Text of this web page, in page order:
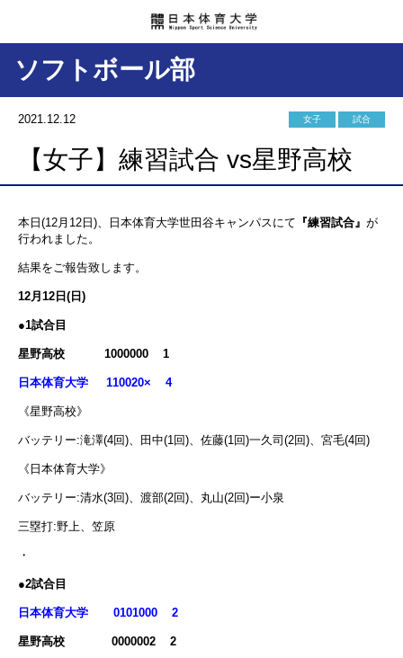
ソフトボール部
2021.12.12 女子 試合
【女子】練習試合 vs星野高校
本日(12月12日)、日本体育大学世田谷キャンパスにて 『練習試合』 が
行われました。
結果をご報告致します。
12月12日(日)
●1試合目
星野高校 1000000 1
日本体育大学 110020× 4
《星野高校》
バッテリー:滝澤(4回)、田中(1回)、佐藤(1回)一久司(2回)、宮毛(4回)
《日本体育大学》
バッテリー:清水(3回)、渡部(2回)、丸山(2回)ー小泉
三塁打:野上、笠原
・
●2試合目
日本体育大学 0101000 2
星野高校 0000002 2